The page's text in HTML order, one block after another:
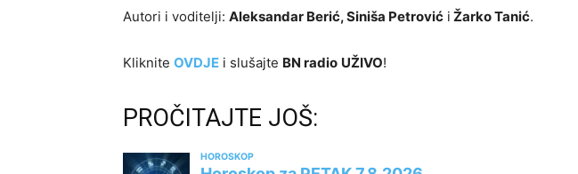
Autori i voditelji: Aleksandar Berić, Siniša Petrović i Žarko Tanić.
Kliknite OVDJE i slušajte BN radio UŽIVO!
PROČITAJTE JOŠ: